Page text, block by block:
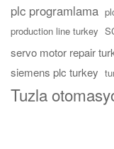
plc programlama
production line turkey
servo motor repair
siemens plc turkey
Tuzla